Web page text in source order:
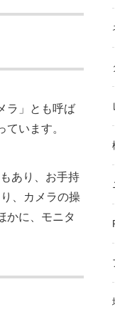
ラ」とも呼ば
います。
あり、お手持
、カメラの操
かに、モニタ